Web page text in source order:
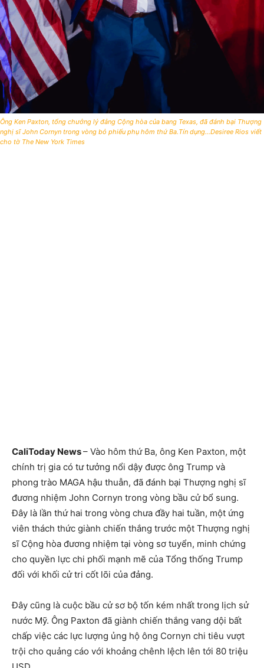
Ông Ken Paxton, tổng chưởng lý đảng Cộng hòa của bang Texas, đã đánh bại Thượng
nghị sĩ John Cornyn trong vòng bỏ phiếu phụ hôm thứ Ba.Tín dụng...Desiree Rios viết
cho tờ The New York Times
CaliToday News– Vào hôm thứ Ba, ông Ken Paxton, một
chính trị gia có tư tưởng nổi dậy được ông Trump và
phong trào MAGA hậu thuẫn, đã đánh bại Thượng nghị sĩ
đương nhiệm John Cornyn trong vòng bầu cử bổ sung.
Đây là lần thứ hai trong vòng chưa đầy hai tuần, một ứng
viên thách thức giành chiến thắng trước một Thượng nghị
sĩ Cộng hòa đương nhiệm tại vòng sơ tuyển, minh chứng
cho quyền lực chi phối mạnh mẽ của Tổng thống Trump
đối với khối cử tri cốt lõi của đảng.
Đây cũng là cuộc bầu cử sơ bộ tốn kém nhất trong lịch sử
nước Mỹ. Ông Paxton đã giành chiến thắng vang dội bất
chấp việc các lực lượng ủng hộ ông Cornyn chi tiêu vượt
trội cho quảng cáo với khoảng chênh lệch lên tới 80 triệu